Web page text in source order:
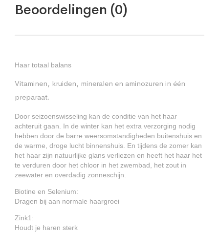
Beoordelingen (0)
Haar totaal balans
Vitaminen, kruiden, mineralen en aminozuren in één
preparaat.
Door seizoenswisseling kan de conditie van het haar
achteruit gaan. In de winter kan het extra verzorging nodig
hebben door de barre weersomstandigheden buitenshuis en
de warme, droge lucht binnenshuis. En tijdens de zomer kan
het haar zijn natuurlijke glans verliezen en heeft het haar het
te verduren door het chloor in het zwembad, het zout in
zeewater en overdadig zonneschijn.
Biotine en Selenium:
Dragen bij aan normale haargroei
Zink1:
Houdt je haren sterk